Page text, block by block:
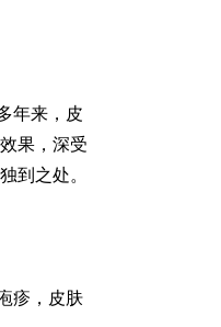
年来，皮
果，深受
到之处。
疹，皮肤